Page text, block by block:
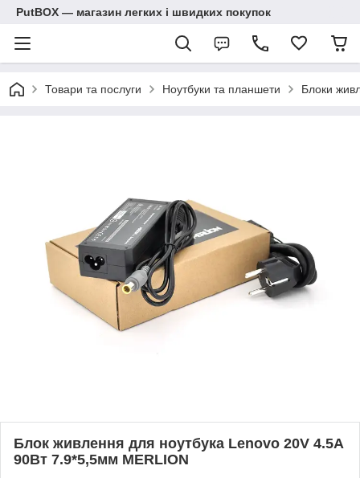
PutBOX — магазин легких і швидких покупок
Товари та послуги Ноутбуки та планшети Блоки
Блок живлення для ноутбука Lenovo 20V 4.5A
90Вт 7.9*5,5мм MERLION